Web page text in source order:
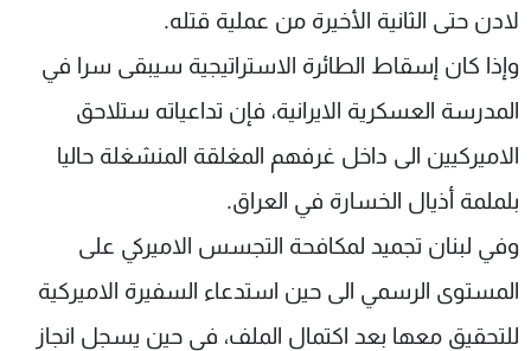
لادن حتى الثانية الأخيرة من عملية قتله.
وإذا كان إسقاط الطائرة الاستراتيجية سيبقى سرا في
المدرسة العسكرية الايرانية، فإن تداعياته ستلاحق
الاميركيين الى داخل غرفهم المغلقة المنشغلة حاليا
بلملمة أذيال الخسارة في العراق.
وفي لبنان تجميد لمكافحة التجسس الاميركي على
المستوى الرسمي الى حين استدعاء السفيرة الاميركية
للتحقيق معها بعد اكتمال الملف، في حين يسجل انجاز